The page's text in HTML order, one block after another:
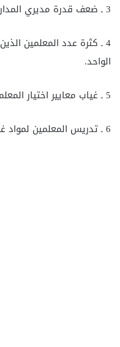
3 ـ ضعف قدرة مديري المدارس على ممارسة الإشراف التربوي.
4 ـ كثرة عدد المعلمين
الواحد.
5 ـ غياب معايير اختيار المعلمين الأكفاء.
6 ـ تدريس المعلمين لمواد غير تخصصهم.